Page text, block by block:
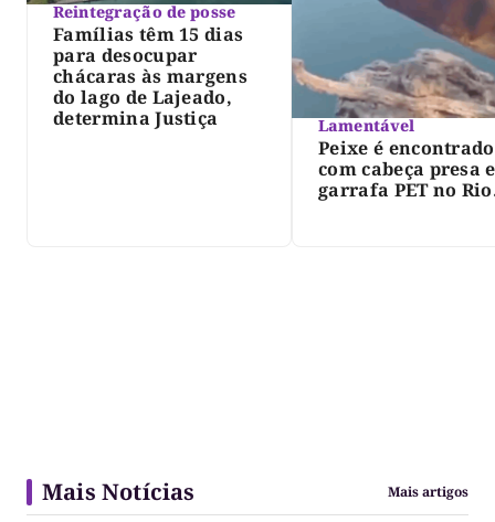
Reintegração de posse
Famílias têm 15 dias
para desocupar
chácaras às margens
do lago de Lajeado,
determina Justiça
Lamentável
Peixe é encontrado
com cabeça presa
garrafa PET no Rio
Mais Notícias Mais artigos